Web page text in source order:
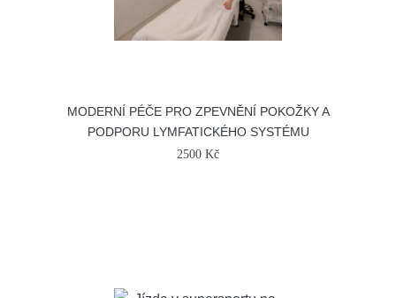
MODERNÍ PÉČE PRO ZPEVNĚNÍ POKOŽKY A
PODPORU LYMFATICKÉHO SYSTÉMU
2500 Kč